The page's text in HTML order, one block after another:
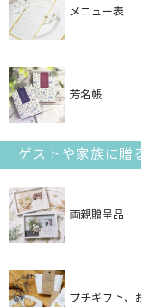
メニュー表
芳名帳
ゲストや家族に贈
両親贈呈品
プチギフト、